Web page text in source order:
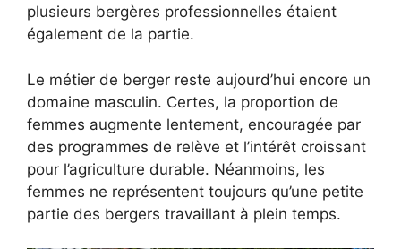
plusieurs bergères professionnelles étaient
également de la partie.
Le métier de berger reste aujourd’hui encore un
domaine masculin. Certes, la proportion de
femmes augmente lentement, encouragée par
des programmes de relève et l’intérêt croissant
pour l’agriculture durable. Néanmoins, les
femmes ne représentent toujours qu’une petite
partie des bergers travaillant à plein temps.